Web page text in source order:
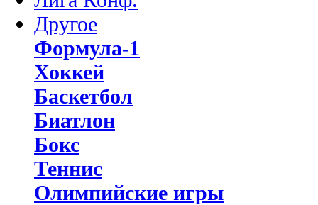
Другое
Формула-1
Хоккей
Баскетбол
Биатлон
Бокс
Теннис
Олимпийские игры